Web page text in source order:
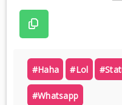
#haha #lol
#whatsapp